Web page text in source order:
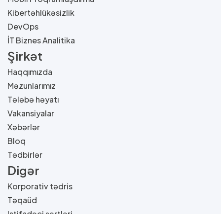
Kibertəhlükəsizlik
DevOps
İT Biznes Analitika
Şirkət
Haqqımızda
Məzunlarımız
Tələbə həyatı
Vakansiyalar
Xəbərlər
Bloq
Tədbirlər
Digər
Korporativ tədris
Təqaüd